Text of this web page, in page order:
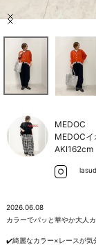
ご利用ガイド/ヘ
Item
MEDOC
MEDOC
AKI162cm
2026.06.08
カラーでパッと華やか大人
✔️綺麗なカラー×レースが気